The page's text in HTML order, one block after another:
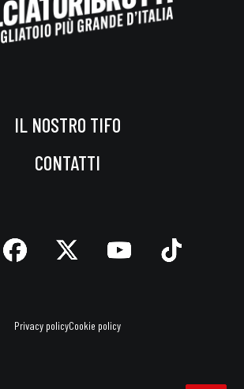
IL NOSTRO TIFO
CONTATTI
Privacy policyCookie policy